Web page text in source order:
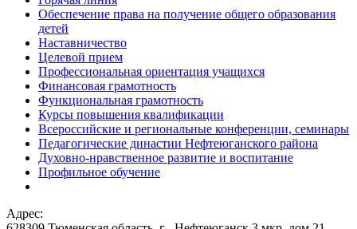
Обеспечение права на получение общего образования
детей
Наставничество
Целевой прием
Профессиональная ориентация учащихся
Финансовая грамотность
Функциональная грамотность
Курсы повышения квалификации
Всероссийские и региональные конференции, семинары
Педагогические династии Нефтеюганского района
Духовно-нравственное развитие и воспитание
Профильное обучение
Адрес: